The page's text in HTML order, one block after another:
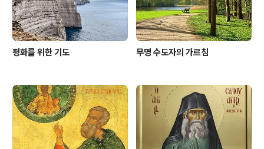
평화를 위한 기도 무명 수도자의 가르침